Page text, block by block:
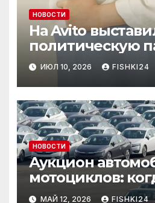
НОВОСТИ
На Avito
политическую
необычный лот
внимание
ИЮЛ 10, 2026 FISHKI24
НОВОСТИ
Аукцион
мотоциклов:
становится
МАЙ 12, 2026 FISHKI24